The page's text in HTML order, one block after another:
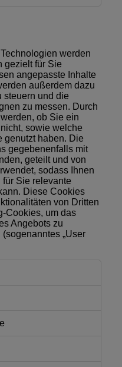
werden
gezielt für Sie
angepasste Inhalte
außerdem dazu
steuern und die
zu messen. Durch
ob Sie ein
sowie welche
genutzt haben. Die
gegebenenfalls mit
geteilt und von
sodass Ihnen
Sie relevante
Diese Cookies
von Dritten
Cookies, um das
Angebots zu
„User